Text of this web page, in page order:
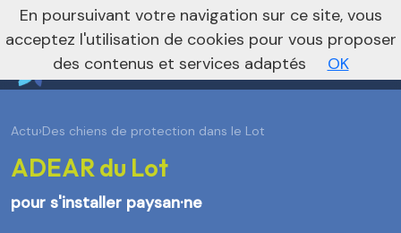
Vers le site national
Actu›Des chiens de protection dans le Lot
ADEAR du Lot
pour s'installer paysan·ne
En poursuivant votre navigation sur ce site, vous
acceptez l'utilisation de cookies pour vous proposer
des contenus et services adaptés
OK